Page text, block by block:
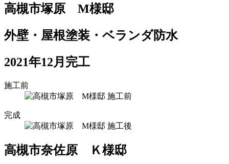
高槻市塚原 М様邸
外壁・屋根塗装・ベランダ防水
2021年12月完工
施工前
完成
高槻市奈佐原 Ｋ様邸